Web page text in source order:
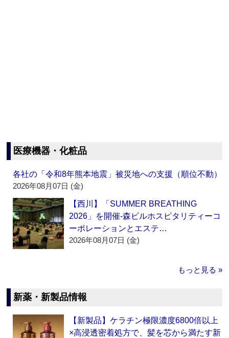
医療機器・化粧品
各社の「令和8年熊本地震」被災地への支援（順位不動）
2026年08月07日 (金)
【西川】「SUMMER BREATHING
2026」を開催‐森ビルホスピタリティーコ
ーポレーションとエステ…
2026年08月07日 (金)
もっと見る »
新薬・新製品情報
【新製品】ケラチン極限濃度6800倍以上
×高浸透密着処方で、髪を芯から満たす新